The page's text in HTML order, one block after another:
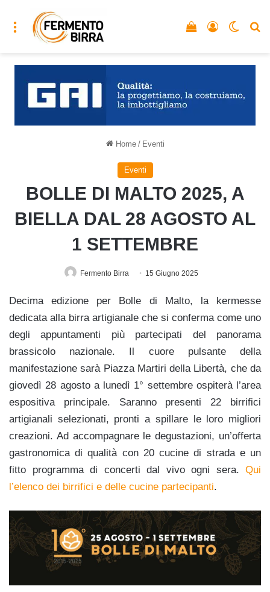
Menu Accedi
Vedi il carrello
Home / Eventi
Eventi
BOLLE DI MALTO 2025, A
BIELLA DAL 28 AGOSTO AL
1 SETTEMBRE
Fermento Birra 15 Giugno 2025
Decima edizione per Bolle di Malto, la kermesse
dedicata alla birra artigianale che si conferma come uno
degli appuntamenti più partecipati del panorama
brassicolo nazionale. Il cuore pulsante della
manifestazione sarà Piazza Martiri della Libertà, che da
giovedì 28 agosto a lunedì 1° settembre ospiterà l’area
espositiva principale. Saranno presenti 22 birrifici
artigianali selezionati, pronti a spillare le loro migliori
creazioni. Ad accompagnare le degustazioni, un’offerta
gastronomica di qualità con 20 cucine di strada e un
fitto programma di concerti dal vivo ogni sera. Qui
l’elenco dei birrifici e delle cucine partecipanti.